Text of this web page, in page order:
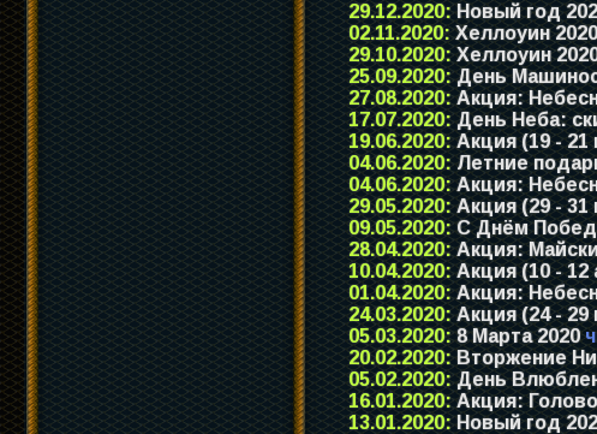
29.12.2020: Новый год
02.11.2020: Хеллоуин
29.10.2020: Хеллоуин
25.09.2020: День
27.08.2020: Акция:
17.07.2020: День Неба:
19.06.2020: Акция (19 - 21
04.06.2020: Летние
04.06.2020: Акция:
29.05.2020: Акция (29 - 31
09.05.2020: C Днём
28.04.2020: Акция:
10.04.2020: Акция (10 - 12
01.04.2020: Акция:
24.03.2020: Акция (24 - 29
05.03.2020: 8 Марта 2020
20.02.2020: Вторжение
05.02.2020: День
16.01.2020: Акция:
13.01.2020: Новый год